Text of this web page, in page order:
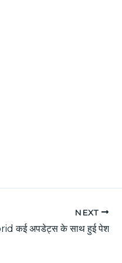
NEXT
कई अपडेट्स के साथ हुई पेश